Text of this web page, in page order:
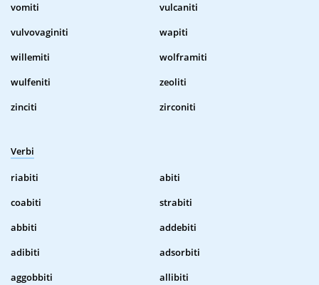
vomiti
vulcaniti
vulvovaginiti
wapiti
willemiti
wolframiti
wulfeniti
zeoliti
zinciti
zirconiti
Verbi
riabiti
abiti
coabiti
strabiti
abbiti
addebiti
adibiti
adsorbiti
aggobbiti
allibiti